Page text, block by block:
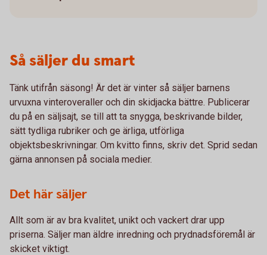
Så säljer du smart
Tänk utifrån säsong! Är det är vinter så säljer barnens
urvuxna vinteroveraller och din skidjacka bättre. Publicerar
du på en säljsajt, se till att ta snygga, beskrivande bilder,
sätt tydliga rubriker och ge ärliga, utförliga
objektsbeskrivningar. Om kvitto finns, skriv det. Sprid sedan
gärna annonsen på sociala medier.
Det här säljer
Allt som är av bra kvalitet, unikt och vackert drar upp
priserna. Säljer man äldre inredning och prydnadsföremål är
skicket viktigt.